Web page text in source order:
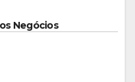
Negócios